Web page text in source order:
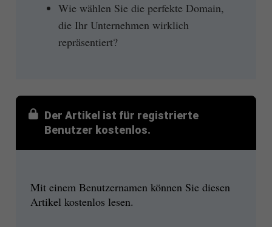
Wie wählen Sie die perfekte Domain,
die Ihr Unternehmen wirklich
repräsentiert?
Der Artikel ist für registrierte
Benutzer kostenlos.
Mit einem Benutzernamen können Sie diesen
Artikel kostenlos lesen.